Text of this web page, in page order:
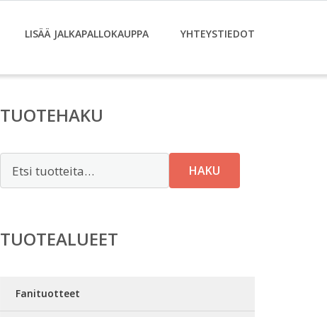
LISÄÄ JALKAPALLOKAUPPA YHTEYSTIEDOT
TUOTEHAKU
HAKU
TUOTEALUEET
Fanituotteet